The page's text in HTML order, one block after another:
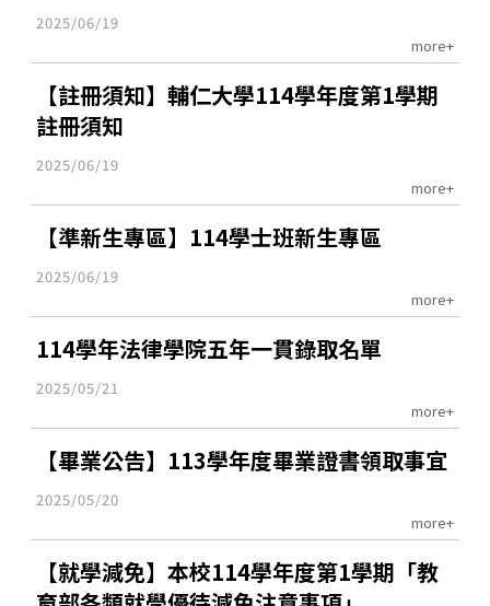
2025/06/19
more+
【註冊須知】輔仁大學114學年度第1學期
註冊須知
2025/06/19
more+
【準新生專區】114學士班新生專區
2025/06/19
more+
114學年法律學院五年一貫錄取名單
2025/05/21
more+
【畢業公告】113學年度畢業證書領取事宜
2025/05/20
more+
【就學減免】本校114學年度第1學期「教